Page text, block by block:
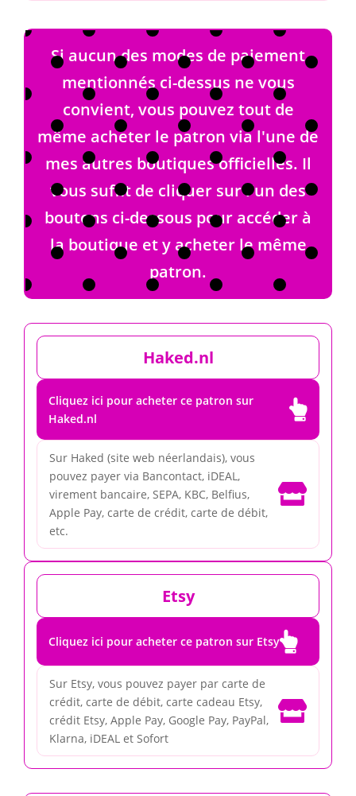
Si aucun des modes de paiement
mentionnés ci-dessus ne vous
convient, vous pouvez tout de
même acheter le patron via l'une de
mes autres boutiques officielles. Il
vous suffit de cliquer sur l'un des
boutons ci-dessous pour accéder à
la boutique et y acheter le même
patron.
Haked.nl
Cliquez ici pour acheter ce patron sur
Haked.nl

Sur Haked (site web néerlandais), vous
pouvez payer via Bancontact, iDEAL,
virement bancaire, SEPA, KBC, Belfius,
Apple Pay, carte de crédit, carte de débit,
etc.

Etsy
Cliquez ici pour acheter ce patron sur Etsy
Sur Etsy, vous pouvez payer par carte de
crédit, carte de débit, carte cadeau Etsy,
crédit Etsy, Apple Pay, Google Pay, PayPal,
Klarna, iDEAL et Sofort
